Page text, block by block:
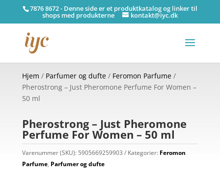
7876 8672 - Denne side er et produktkatalog og linker til
shops med produkterne kontakt@iyc.dk
Hjem / Parfumer og dufte/ Feromon Parfume/
Pherostrong – Just Pheromone Perfume For Women –
50 ml
Pherostrong – Just Pheromone
Perfume For Women – 50 ml
Varenummer (SKU): 5905669259903 Kategorier: Feromon
Parfume, Parfumer og dufte